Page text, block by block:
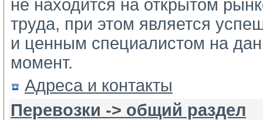
не находится на открытом
труда, при этом является
и ценным специалистом на
момент.
Адреса и контакты
Перевозки -> общий раздел